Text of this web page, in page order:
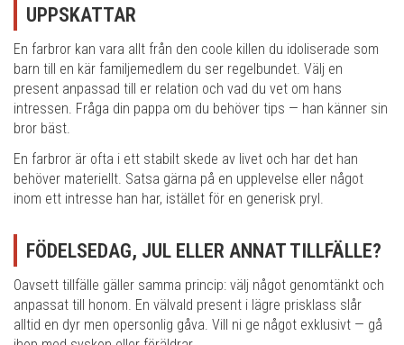
UPPSKATTAR
En farbror kan vara allt från den coole killen du idoliserade som
barn till en kär familjemedlem du ser regelbundet. Välj en
present anpassad till er relation och vad du vet om hans
intressen. Fråga din pappa om du behöver tips — han känner sin
bror bäst.
En farbror är ofta i ett stabilt skede av livet och har det han
behöver materiellt. Satsa gärna på en upplevelse eller något
inom ett intresse han har, istället för en generisk pryl.
FÖDELSEDAG, JUL ELLER ANNAT TILLFÄLLE?
Oavsett tillfälle gäller samma princip: välj något genomtänkt och
anpassat till honom. En välvald present i lägre prisklass slår
alltid en dyr men opersonlig gåva. Vill ni ge något exklusivt — gå